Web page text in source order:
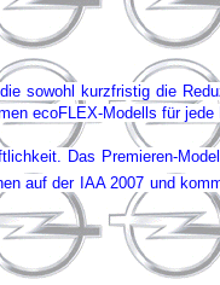
sowohl kurzfristig die
ecoFLEX-Modells für jede
Das Premieren-
auf der IAA 2007 und